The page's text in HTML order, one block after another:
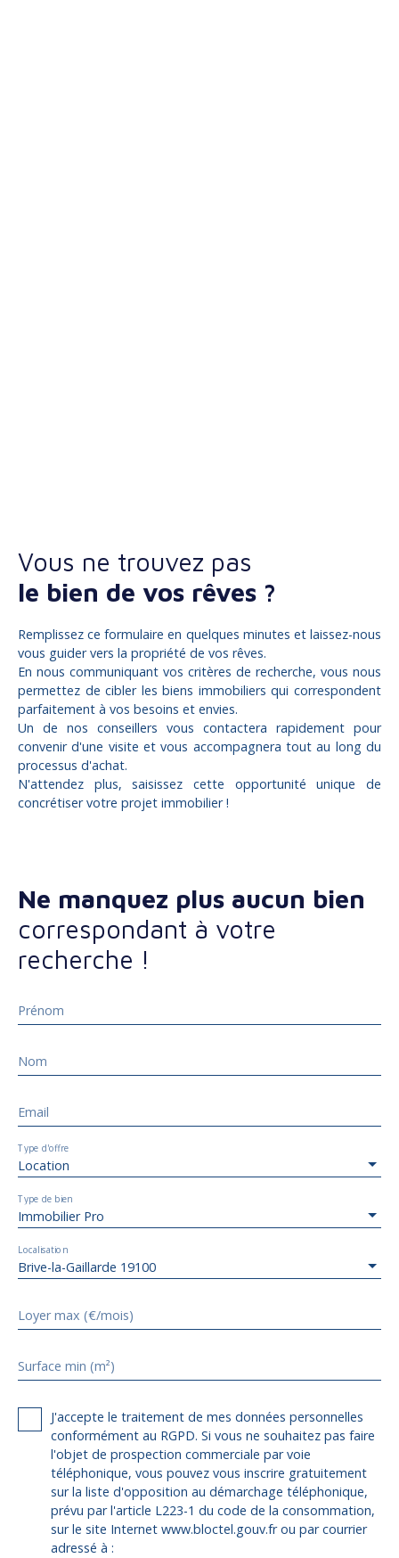
Vous ne trouvez pas
le bien de vos rêves ?
Remplissez ce formulaire en quelques minutes et laissez-nous
vous guider vers la propriété de vos rêves.
En nous communiquant vos critères de recherche, vous nous
permettez de cibler les biens immobiliers qui correspondent
parfaitement à vos besoins et envies.
Un de nos conseillers vous contactera rapidement pour
convenir d'une visite et vous accompagnera tout au long du
processus d'achat.
N'attendez plus, saisissez cette opportunité unique de
concrétiser votre projet immobilier !
Ne manquez plus aucun bien
correspondant à votre
recherche !
Prénom
Nom
Email
Location
Type d'offre
Immobilier Pro
Type de bien
Brive-la-Gaillarde 19100
Localisation
Loyer max (€/mois)
Surface min (m²)
J'accepte le traitement de mes données personnelles
conformément au RGPD. Si vous ne souhaitez pas faire
l'objet de prospection commerciale par voie
téléphonique, vous pouvez vous inscrire gratuitement
sur la liste d'opposition au démarchage téléphonique,
prévu par l'article L223-1 du code de la consommation,
sur le site Internet www.bloctel.gouv.fr ou par courrier
adressé à :